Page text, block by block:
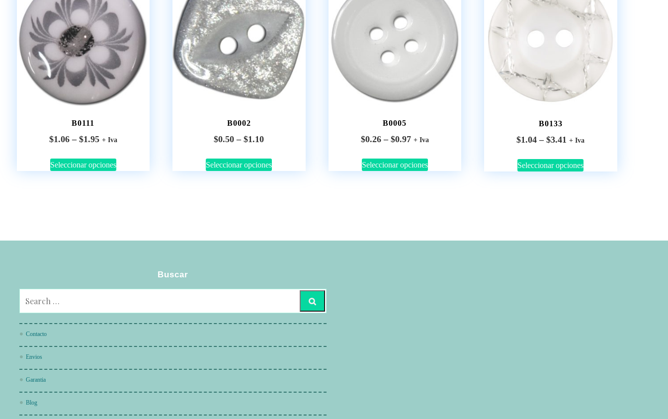
B0111
$1.06 – $1.95 + Iva
Seleccionar opciones
B0002
$0.50 – $1.10
Seleccionar opciones
B0005
$0.26 – $0.97 + Iva
Seleccionar opciones
B0133
$1.04 – $3.41 + Iva
Seleccionar opciones
Buscar
Contacto
Envios
Garantia
Blog